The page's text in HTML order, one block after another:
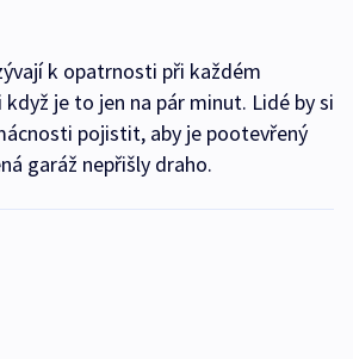
k opatrnosti při každém
je to jen na pár minut. Lidé by si
pojistit, aby je pootevřený
garáž nepřišly draho.